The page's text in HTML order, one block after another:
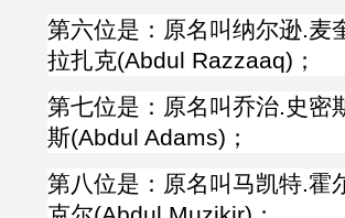
第六位是：原名叫纳尔逊.麦
拉扎克(Abdul Razzaaq)；
第七位是：原名叫乔治. 史密
斯(Abdul Adams)；
第八位是：原名叫马凯特.霍